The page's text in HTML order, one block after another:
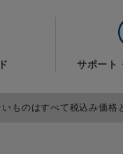
サポート
ものはすべて税込み価格